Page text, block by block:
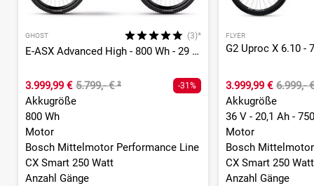
GHOST (3)*
E-ASX Advanced High - 800 Wh - 29 - 27,5 Zoll - Fully
3.999,99 € 5.799,- €² -31%
Akkugröße
800 Wh
Motor
Bosch Mittelmotor Performance Line
CX Smart 250 Watt
Anzahl Gänge
FLYER
3.999,99 € 6.999,-
Akkugröße
36 V - 20,1 Ah -
Motor
Bosch
CX Smart 250 Watt
Anzahl Gänge